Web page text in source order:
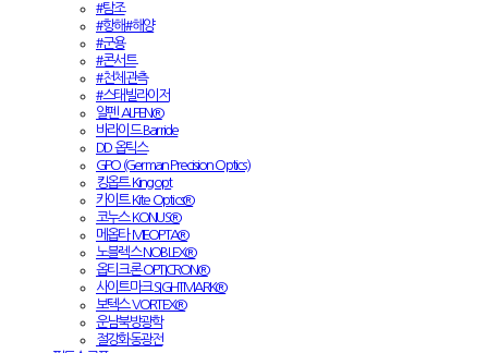
#탐조
#항해#해양
#군용
#콘서트
#천체관측
#스태빌라이저
알펜 ALPEN®
바라이드 Barride
DD 옵틱스
GPO (German Precision Optics)
킹옵트 Kingopt
카이트 Kite Optics®
코누스 KONUS®
메옵타 MEOPTA®
노블렉스 NOBLEX®
옵티크론 OPTICRON®
사이트마크 SIGHTMARK®
보텍스 VORTEX®
운남북방광학
절강화동광전